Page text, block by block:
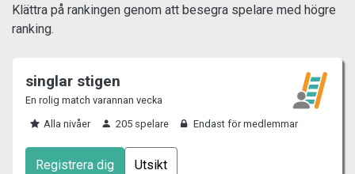
Klättra på rankingen genom att besegra spelare med högre
ranking.
singlar stigen
En rolig match varannan vecka
Alla nivåer
205 spelare Endast för medlemmar
Registrera dig Utsikt